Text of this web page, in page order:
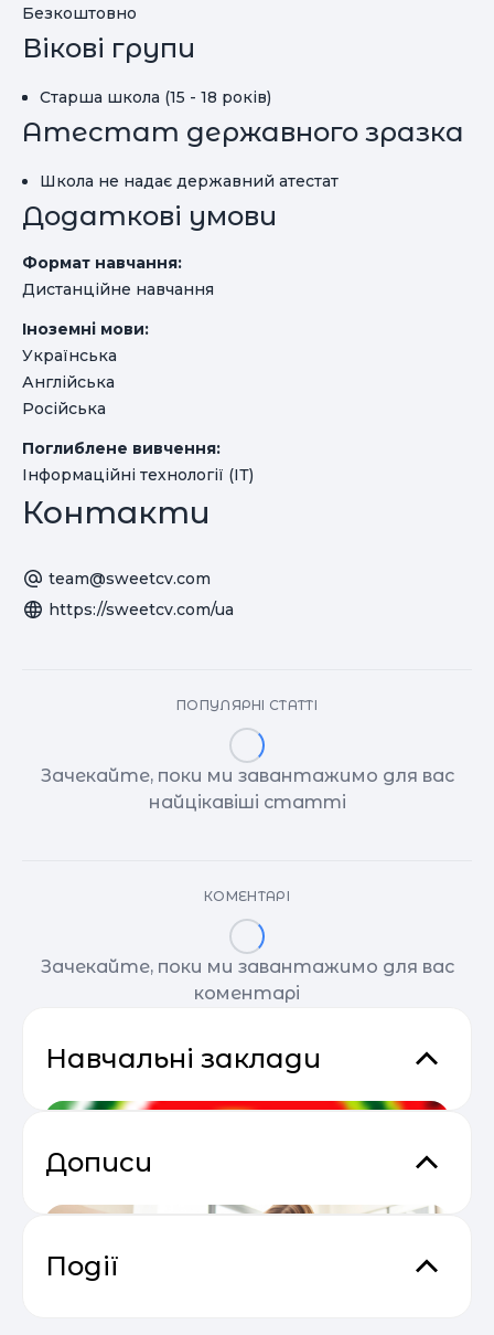
Безкоштовно
Вікові групи
Старша школа (15 - 18 років)
Атестат державного зразка
Школа не надає державний атестат
Додаткові умови
Формат навчання:
Дистанційне навчання
Іноземні мови:
Українська
Англійська
Російська
Поглиблене вивчення:
Інформаційні технології (ІТ)
Контакти
team@sweetcv.com
https://sweetcv.com/ua
ПОПУЛЯРНІ СТАТТІ
Зачекайте, поки ми завантажимо для вас
найцікавіші статті
КОМЕНТАРІ
Зачекайте, поки ми завантажимо для вас
коментарі
Навчальні заклади
Дописи
Події